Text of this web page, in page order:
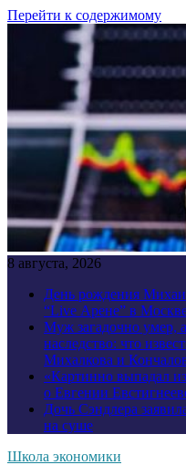
Перейти к содержимому
8 августа, 2026
День рождения
“Live Арене” в
Муж загадочно умер,
наследство: что
Михалкова и
«Картинно выпадал
о Евгении
Дочь Сэндлера
на суше
Школа экономики